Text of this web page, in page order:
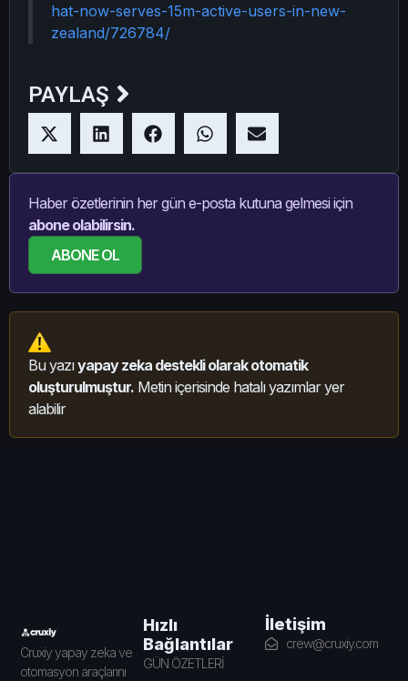
hat-now-serves-15m-active-users-in-new-
zealand/726784/
PAYLAŞ
Haber özetlerinin her gün e-posta kutuna gelmesi için
abone olabilirsin.
ABONE OL
Bu yazıyapay zeka destekli olarak otomatik
oluşturulmuştur. Metin içerisinde hatalı yazımlar yer
alabilir
Cruxiy yapay zeka ve
otomasyon araçlarını
Hızlı
Bağlantılar
GÜN ÖZETLERİ
İletişim
crew@cruxiy.com